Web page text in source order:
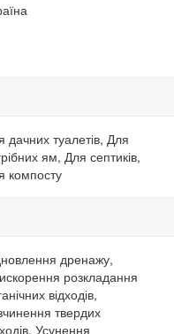
дачних туалетів, Для
ям, Для септиків,
компосту
дренажу,
розкладання
відходів,
твердих
Усунення